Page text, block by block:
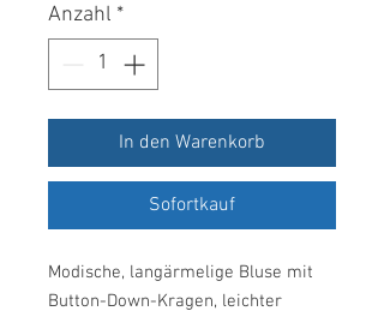
Anzahl *
In den Warenkorb
Sofortkauf
Modische, langärmelige Bluse mit
Button-Down-Kragen, leichter